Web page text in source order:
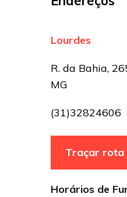
Lourdes
R. da Bahia,
MG
(31)32824606
Traçar rota
Horários de